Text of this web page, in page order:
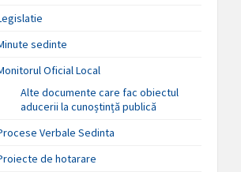
sedinte
Oficial Local
Alte documente care fac obiectul
aducerii la cunoștință publică
Verbale Sedinta
de hotarare